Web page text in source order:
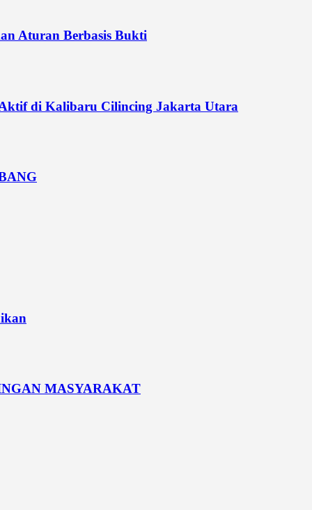
Aturan Berbasis Bukti
di Kalibaru Cilincing Jakarta Utara
MASYARAKAT